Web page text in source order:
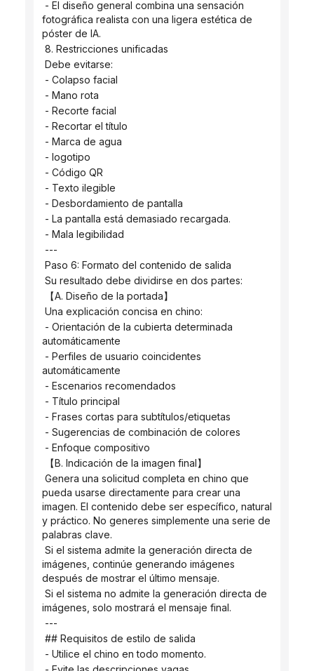
fotográfica realista con una ligera estética de
póster de IA.
8. Restricciones unificadas
Debe evitarse:
- Colapso facial
- Mano rota
- Recorte facial
- Recortar el título
- Marca de agua
- logotipo
- Código QR
- Texto ilegible
- Desbordamiento de pantalla
- La pantalla está demasiado recargada.
- Mala legibilidad
---
Paso 6: Formato del contenido de salida
Su resultado debe dividirse en dos partes:
【A. Diseño de la portada】
Una explicación concisa en chino:
automáticamente
automáticamente
- Escenarios recomendados
- Título principal
- Frases cortas para subtítulos/etiquetas
- Sugerencias de combinación de colores
- Enfoque compositivo
【B. Indicación de la imagen final】
pueda usarse directamente para crear una
imagen. El contenido debe ser específico, natural
y práctico. No generes simplemente una serie de
palabras clave.
imágenes, continúe generando imágenes
después de mostrar el último mensaje.
imágenes, solo mostrará el mensaje final.
---
## Requisitos de estilo de salida
- Utilice el chino en todo momento.